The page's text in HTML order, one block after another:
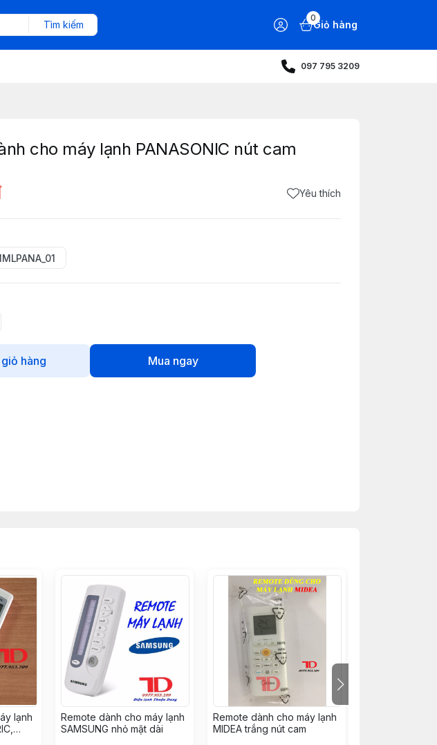
Tìm kiếm
0
Giỏ hàng
097 795 3209
cho máy lạnh PANASONIC nút cam
Yêu thích
hàng Mua ngay
lạnh
Remote dành cho máy lạnh
SAMSUNG nhỏ mặt dài
Remote dành cho máy lạnh
MIDEA trắng nút cam